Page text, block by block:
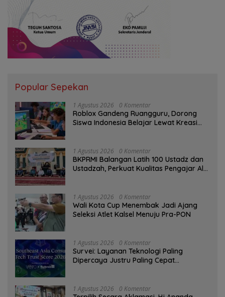
Popular Sepekan
1 Agustus 2026 0 Komentar
Roblox Gandeng Ruangguru, Dorong
Siswa Indonesia Belajar Lewat Kreasi
1 Agustus 2026 0 Komentar
BKPRMI Balangan Latih 100 Ustadz dan
Ustadzah, Perkuat Kualitas Pengajar Al-
1 Agustus 2026 0 Komentar
Wali Kota Cup Menembak Jadi Ajang
Seleksi Atlet Kalsel Menuju Pra-PON
1 Agustus 2026 0 Komentar
Survei: Layanan Teknologi Paling
Dipercaya Justru Paling Cepat
1 Agustus 2026 0 Komentar